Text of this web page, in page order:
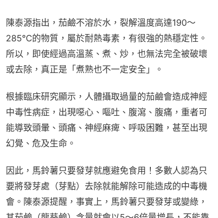
陳泰源指出，茄鹼不溶於水，裂解溫度高達190～
285℃的物質，屬於耐熱毒素，有很強的熱穩定性。
所以，即使經過高溫蒸、煮、炒，也無法完全被破壞
或去除，真正是「煮熟也不一定安全」。
根據臨床研究顯示，人體攝取過量的茄鹼會造成神經
中毒性病症，出現噁心、嘔吐、腹瀉、腹痛，重者可
能導致頭暈、頭痛、神經麻痺、呼吸困難，甚至出現
幻覺、危及生命。
因此，馬鈴薯只要發芽就應避免食用！多數人認為只
要將發芽處（芽點）去除就能解除可能造成的中毒機
會。陳泰源提醒，事實上，馬鈴薯只要發芽或變綠，